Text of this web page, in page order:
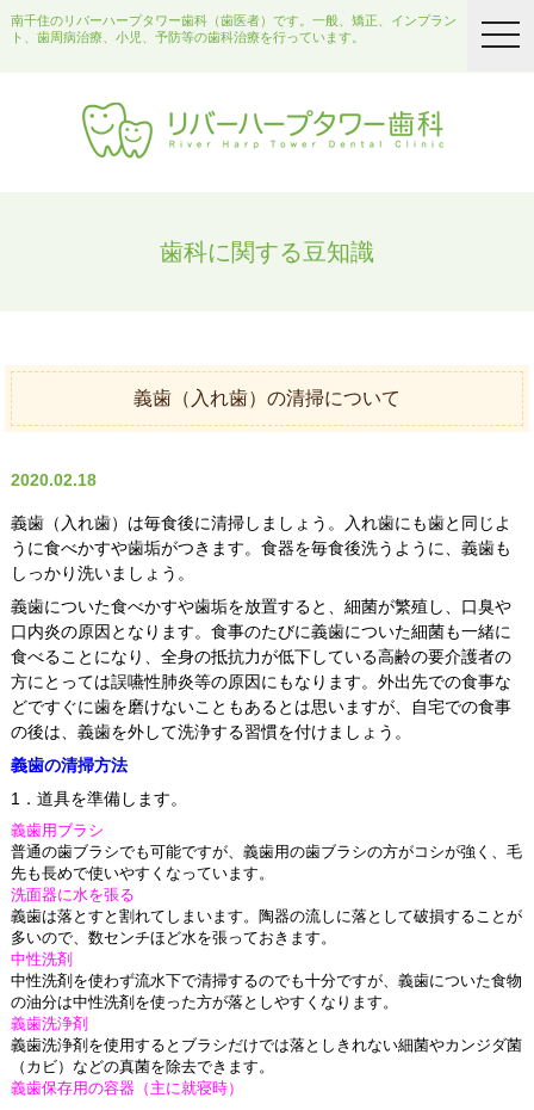
南千住のリバーハープタワー歯科（歯医者）です。一般、矯正、インプラン
ト、歯周病治療、小児、予防等の歯科治療を行っています。
歯科に関する豆知識
義歯（入れ歯）の清掃について
2020.02.18
義歯（入れ歯）は毎食後に清掃しましょう。入れ歯にも歯と同じよ
うに食べかすや歯垢がつきます。食器を毎食後洗うように、義歯も
しっかり洗いましょう。
義歯についた食べかすや歯垢を放置すると、細菌が繁殖し、口臭や
口内炎の原因となります。食事のたびに義歯についた細菌も一緒に
食べることになり、全身の抵抗力が低下している高齢の要介護者の
方にとっては誤嚥性肺炎等の原因にもなります。外出先での食事な
どですぐに歯を磨けないこともあるとは思いますが、自宅での食事
の後は、義歯を外して洗浄する習慣を付けましょう。
義歯の清掃方法
1．道具を準備します。
義歯用ブラシ
普通の歯ブラシでも可能ですが、義歯用の歯ブラシの方がコシが強く、毛
先も長めで使いやすくなっています。
洗面器に水を張る
義歯は落とすと割れてしまいます。陶器の流しに落として破損することが
多いので、数センチほど水を張っておきます。
中性洗剤
中性洗剤を使わず流水下で清掃するのでも十分ですが、義歯についた食物
の油分は中性洗剤を使った方が落としやすくなります。
義歯洗浄剤
義歯洗浄剤を使用するとブラシだけでは落としきれない細菌やカンジダ菌
（カビ）などの真菌を除去できます。
義歯保存用の容器（主に就寝時）